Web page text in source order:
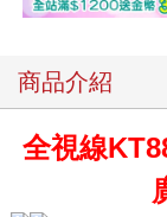
商品介紹
全視線